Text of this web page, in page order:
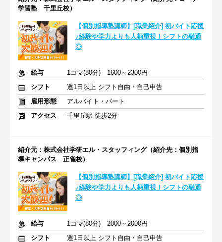
学習塾 千里丘校）
【個別指導塾講師】[職業紹介] 初バイト応援
♪経験や学力よりも人柄重視！シフトの融通
◎
給与
1コマ(80分) 1600～2300円
シフト
週1日以上 シフト自由・自己申告
雇用形態
アルバイト・パート
アクセス
千里丘駅 徒歩2分
紹介元：株式会社学研エル・スタッフィング（紹介先：個別指
導キャンパス 正雀校）
【個別指導塾講師】[職業紹介] 初バイト応援
♪経験や学力よりも人柄重視！シフトの融通
◎
給与
1コマ(80分) 2000～2000円
シフト
週1日以上 シフト自由・自己申告